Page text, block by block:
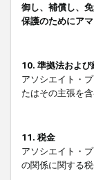
御し、補償し、
保護のためにア
10. 準拠法および
アソシエイト・
たはその主張を含
11. 税金
アソシエイト・
の関係に関する